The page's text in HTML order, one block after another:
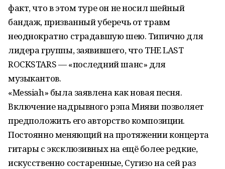
факт, что в этом туре он не носил шейный
бандаж, призванный уберечь от травм
неоднократно страдавшую шею. Типично для
лидера группы, заявившего, что THE LAST
ROCKSTARS — «последний шанс» для
музыкантов.
«Messiah» была заявлена как новая песня.
Включение надрывного рэпа Мияви позволяет
предположить его авторство композиции.
Постоянно меняющий на протяжении концерта
гитары с эксклюзивных на ещё более редкие,
искусственно состаренные, Сугизо на сей раз